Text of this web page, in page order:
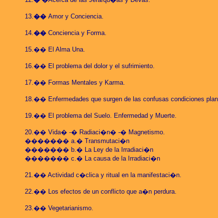
13.�� Amor y Conciencia.
14.�� Conciencia y Forma.
15.�� El Alma Una.
16.�� El problema del dolor y el sufrimiento.
17.�� Formas Mentales y Karma.
18.�� Enfermedades que surgen de las confusas condiciones
19.�� El problema del Suelo. Enfermedad y Muerte.
20.�� Vida� -� Radiaci�n� -� Magnetismo.
������� a.� Transmutaci�n
������� b.� La Ley de la Irradiaci�n
������� c.� La causa de la Irradiaci�n
21.�� Actividad c�clica y ritual en la manifestaci�n.
22.�� Los efectos de un conflicto que a�n perdura.
23.�� Vegetarianismo.